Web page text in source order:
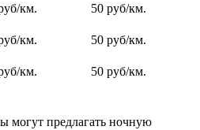
км.
50 руб/км.
км.
50 руб/км.
км. 50 руб/км.
могут предлагать ночную